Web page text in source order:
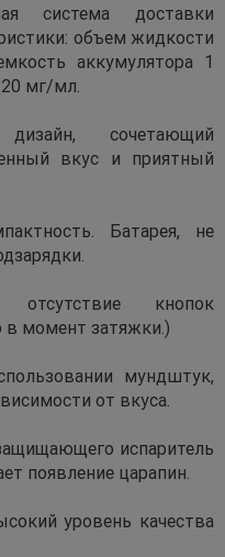
система доставки
объем жидкости
аккумулятора 1
мг/мл.
сочетающий
вкус и приятный
Батарея, не
кнопок
в момент затяжки.)
мундштук,
от вкуса.
испаритель
появление царапин.
уровень качества